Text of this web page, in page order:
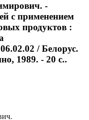
-
с применением
продуктов :
/ Белорус.
1989. - 20 с..